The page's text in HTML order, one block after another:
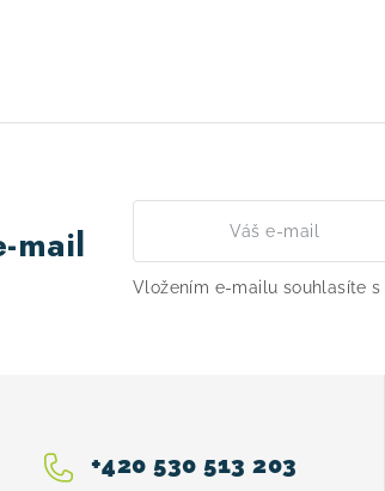
mail
Vložením e-mailu souhlasíte s
+420 530 513 203